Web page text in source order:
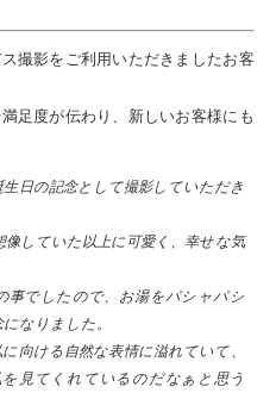
撮影をご利用いただきましたお客
足度が伝わり、新しいお客様にも
日の記念として撮影していただき
していた以上に可愛く、幸せな気
事でしたので、お湯をパシャパシ
なりました。
向ける自然な表情に溢れていて、
見てくれているのだなぁと思う